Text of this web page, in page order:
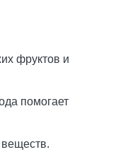
фруктов и
помогает